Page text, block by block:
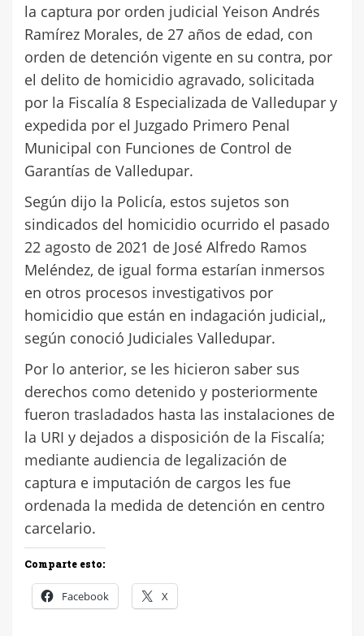
la captura por orden judicial Yeison Andrés
Ramírez Morales, de 27 años de edad, con
orden de detención vigente en su contra, por
el delito de homicidio agravado, solicitada
por la Fiscalía 8 Especializada de Valledupar y
expedida por el Juzgado Primero Penal
Municipal con Funciones de Control de
Garantías de Valledupar.
Según dijo la Policía, estos sujetos son
sindicados del homicidio ocurrido el pasado
22 agosto de 2021 de José Alfredo Ramos
Meléndez, de igual forma estarían inmersos
en otros procesos investigativos por
homicidio que están en indagación judicial,,
según conoció Judiciales Valledupar.
Por lo anterior, se les hicieron saber sus
derechos como detenido y posteriormente
fueron trasladados hasta las instalaciones de
la URI y dejados a disposición de la Fiscalía;
mediante audiencia de legalización de
captura e imputación de cargos les fue
ordenada la medida de detención en centro
carcelario.
Comparte esto:
Facebook X